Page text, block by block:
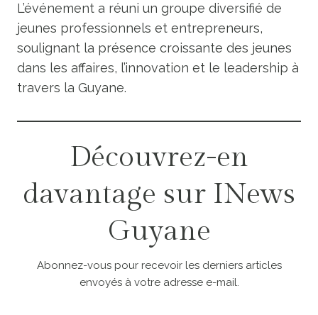
L’événement a réuni un groupe diversifié de
jeunes professionnels et entrepreneurs,
soulignant la présence croissante des jeunes
dans les affaires, l’innovation et le leadership à
travers la Guyane.
Découvrez-en
davantage sur INews
Guyane
Abonnez-vous pour recevoir les derniers articles
envoyés à votre adresse e-mail.